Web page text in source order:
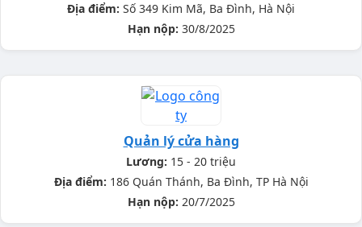
Địa điểm: Số 349 Kim Mã, Ba Đình, Hà Nội
Hạn nộp: 30/8/2025
Quản lý cửa hàng
Lương: 15 - 20 triệu
Địa điểm: 186 Quán Thánh, Ba Đình, TP Hà Nội
Hạn nộp: 20/7/2025